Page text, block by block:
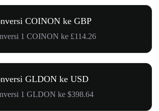
COINON ke GBP
1 COINON ke £114.26
GLDON ke USD
1 GLDON ke $398.64